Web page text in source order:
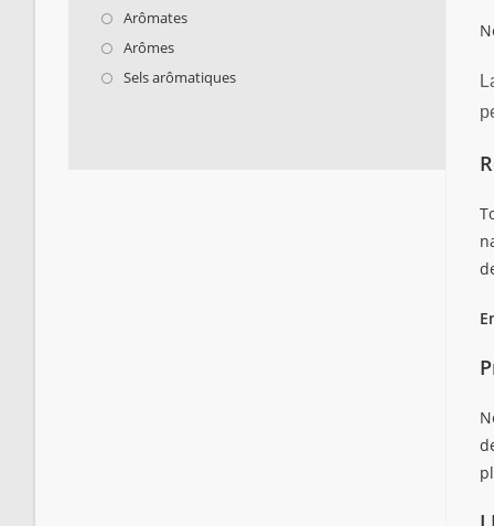
Arômates
Arômes
Sels arômatiques